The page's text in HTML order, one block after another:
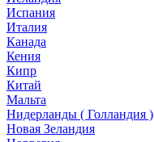
Испания
Италия
Канада
Кения
Кипр
Китай
Мальта
Нидерланды ( Голландия )
Новая Зеландия